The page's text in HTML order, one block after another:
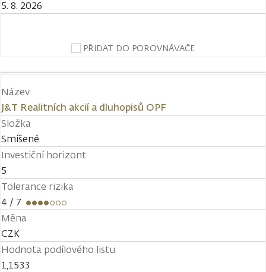
5. 8. 2026
PŘIDAT DO POROVNÁVAČE
Název
J&T Realitních akcií a dluhopisů OPF
Složka
Smíšené
Investiční horizont
5
Tolerance rizika
4 / 7
Měna
CZK
Hodnota podílového listu
1,1533